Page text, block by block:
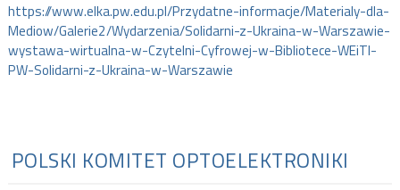
https://www.elka.pw.edu.pl/Przydatne-informacje/Materialy-dla-
Mediow/Galerie2/Wydarzenia/Solidarni-z-Ukraina-w-Warszawie-
wystawa-wirtualna-w-Czytelni-Cyfrowej-w-Bibliotece-WEiTI-
PW-Solidarni-z-Ukraina-w-Warszawie
POLSKI KOMITET OPTOELEKTRONIKI